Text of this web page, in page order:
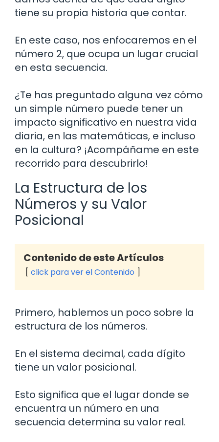
tiene su propia historia que contar.
En este caso, nos enfocaremos en el
número 2, que ocupa un lugar crucial
en esta secuencia.
¿Te has preguntado alguna vez cómo
un simple número puede tener un
impacto significativo en nuestra vida
diaria, en las matemáticas, e incluso
en la cultura? ¡Acompáñame en este
recorrido para descubrirlo!
La Estructura de los
Números y su Valor
Posicional
Contenido de este Artículos
click para ver el Contenido
Primero, hablemos un poco sobre la
estructura de los números.
En el sistema decimal, cada dígito
tiene un valor posicional.
Esto significa que el lugar donde se
encuentra un número en una
secuencia determina su valor real.